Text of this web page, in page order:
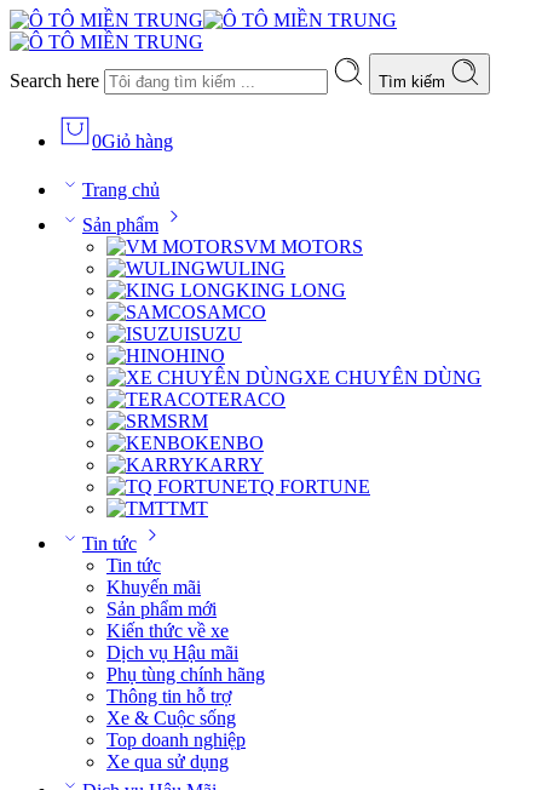
Search here Tìm kiếm
0Giỏ hàng
Trang chủ
Sản phẩm
VM MOTORS
WULING
KING LONG
SAMCO
ISUZU
HINO
XE CHUYÊN DÙNG
TERACO
SRM
KENBO
KARRY
TQ FORTUNE
TMT
Tin tức
Tin tức
Khuyến mãi
Sản phẩm mới
Kiến thức về xe
Dịch vụ Hậu mãi
Phụ tùng chính hãng
Thông tin hỗ trợ
Xe & Cuộc sống
Top doanh nghiệp
Xe qua sử dụng